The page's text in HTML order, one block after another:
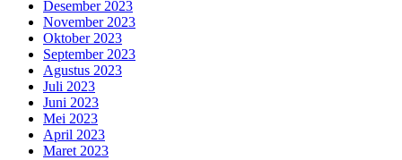
Desember 2023
November 2023
Oktober 2023
September 2023
Agustus 2023
Juli 2023
Juni 2023
Mei 2023
April 2023
Maret 2023